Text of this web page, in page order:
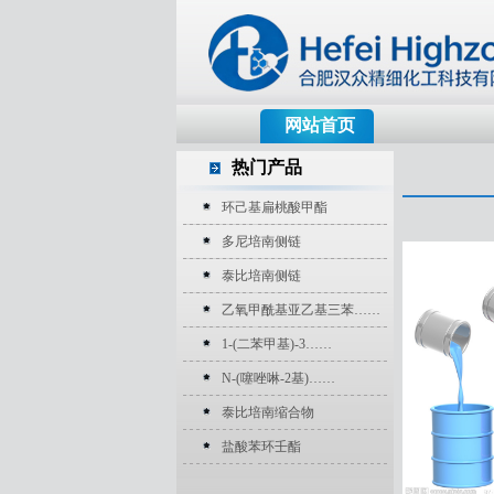
网站首页
热门产品
环己基扁桃酸甲酯
多尼培南侧链
泰比培南侧链
乙氧甲酰基亚乙基三苯……
1-(二苯甲基)-3……
N-(噻唑啉-2基)……
泰比培南缩合物
盐酸苯环壬酯